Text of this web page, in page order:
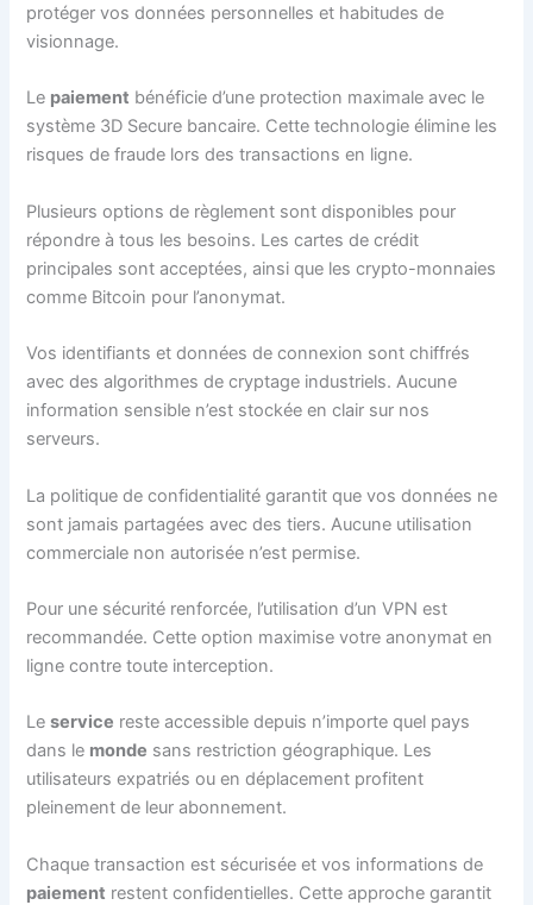
protéger vos données personnelles et habitudes de
visionnage.
Le paiement bénéficie d’une protection maximale avec le
système 3D Secure bancaire. Cette technologie élimine les
risques de fraude lors des transactions en ligne.
Plusieurs options de règlement sont disponibles pour
répondre à tous les besoins. Les cartes de crédit
principales sont acceptées, ainsi que les crypto-monnaies
comme Bitcoin pour l’anonymat.
Vos identifiants et données de connexion sont chiffrés
avec des algorithmes de cryptage industriels. Aucune
information sensible n’est stockée en clair sur nos
serveurs.
La politique de confidentialité garantit que vos données ne
sont jamais partagées avec des tiers. Aucune utilisation
commerciale non autorisée n’est permise.
Pour une sécurité renforcée, l’utilisation d’un VPN est
recommandée. Cette option maximise votre anonymat en
ligne contre toute interception.
Leservice reste accessible depuis n’importe quel pays
dans le monde sans restriction géographique. Les
utilisateurs expatriés ou en déplacement profitent
pleinement de leur abonnement.
Chaque transaction est sécurisée et vos informations de
paiement restent confidentielles. Cette approche garantit